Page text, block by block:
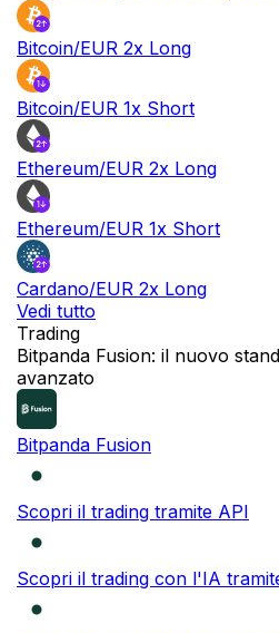
Bitcoin/EUR 2x Long
Bitcoin/EUR 1x Short
Ethereum/EUR 2x Long
Ethereum/EUR 1x Short
Cardano/EUR 2x Long
Vedi tutto
Trading
Bitpanda Fusion: il nuovo
avanzato
Bitpanda Fusion
Scopri il trading tramite API
Scopri il trading con l'IA